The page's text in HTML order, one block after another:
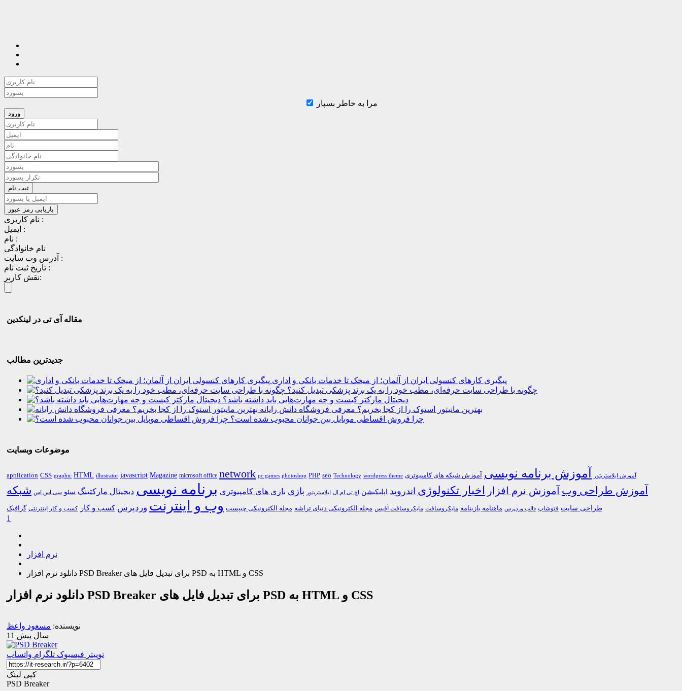
مرا به خاطر بسپار
نام کاربری :
ایمیل :
نام :
نام خانوادگی
آدرس وب سایت :
تاریخ ثبت نام :
نقش کاربر:
مقاله آی تی در لینکدین
جدیدترین مطالب
پیگیری کارهای کنسولی ایران از آلمان؛ از میخک تا خدمات بانکی و اداری
چگونه با طراحی سایت حرفه‌ای، مطب خود را به یک برند پزشکی تبدیل کنید؟
دیجیتال مارکتر کیست و چه مهارت‌هایی باید داشته باشد؟
بهترین مانیتور استوک را از کجا بخریم؟ معرفی فروشگاه دانش رایانه
چرا فروش اقساطی موبایل بین جوانان محبوب شده است؟
موضوعات وبسایت
application CSS graphic HTML illustrator javascript Magazine microsoft office network pc games photoshop PHP seo Technology wordpress theme آموزش ایلاستریتور آموزش برنامه نویسی آموزش شبکه های کامپیوتری
آموزش طراحی وب آموزش نرم افزار اخبار تکنولوژی اندروید اپلیکیشن اچ تی ام ال ایلاستریتور بازی بازی های کامپیوتری برنامه نویسی دیجیتال مارکتینگ سئو سی اس اس شبکه
طراحی سایت فتوشاپ قالب وردپرس ماهنامه بازینامه مایکروسافت مایکروسافت آفیس مجله الکترونیکی دنیای تراشه مجله الکترونیکی چیپست وب و اینترنت وردپرس کسب و کار کسب و کار اینترنتی گرافیک
1
نرم افزار
دانلود نرم افزار PSD Breaker برای تبدیل فایل های PSD به HTML و CSS
دانلود نرم افزار PSD Breaker برای تبدیل فایل های PSD به HTML و CSS
نویسنده: مسعود واعظ
11 سال پیش
توییتر فیسبوک تلگرام واتساپ
کپی لینک
PSD Breaker